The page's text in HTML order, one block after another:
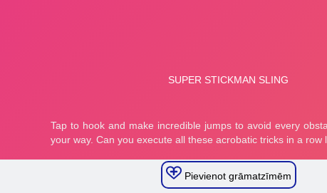
Pievienot grāmatzīmēm